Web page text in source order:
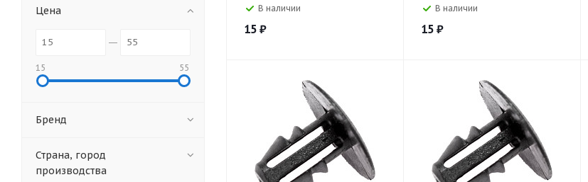
В наличии
15 ₽
В наличии
15 ₽
Цена
15 55
Бренд
Страна, город
производства